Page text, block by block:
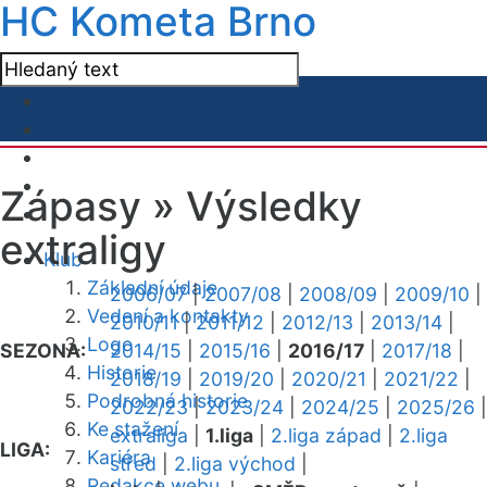
HC Kometa Brno
Klub
Základní údaje
Vedení a kontakty
Logo
Historie
Podrobná historie
Ke stažení
Kariéra
Zápasy » Výsledky
extraligy
SEZONA:
2006/07|2007/08 2008/09 2009/10
2010/11|2011/12 2012/13 2013/14
2014/15
2015/16 2016/17 2017/18
2018/19
2019/20 2020/21 2021/22
2022/23|2023/24 2024/25 2025/26
LIGA:
extraliga 1.liga 2.liga západ
2.liga
střed
2.liga východ